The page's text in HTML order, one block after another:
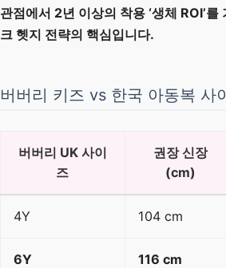
관점에서 2년 이상의 착용 ‘생체 ROI’
크 헷지 전략의 핵심입니다.
버버리 키즈 vs 한국 아동복 사
버버리 UK 사이
즈
권장 신장
(cm)
4Y 104 cm
6Y 116 cm